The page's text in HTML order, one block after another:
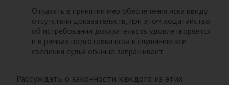
Отказать в принятии мер обеспечения иска ввиду
отсутствия доказательств, при этом ходатайство
об истребовании доказательств удовлетворяется
и в рамках подготовки иска к слушанию все
сведения судья обычно запрашивает.
Рассуждать о законности каждого из этих